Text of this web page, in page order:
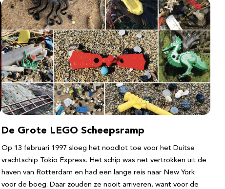
De Grote LEGO Scheepsramp
Op 13 februari 1997 sloeg het noodlot toe voor het Duitse
vrachtschip Tokio Express. Het schip was net vertrokken uit de
haven van Rotterdam en had een lange reis naar New York
voor de boeg. Daar zouden ze nooit arriveren, want voor de